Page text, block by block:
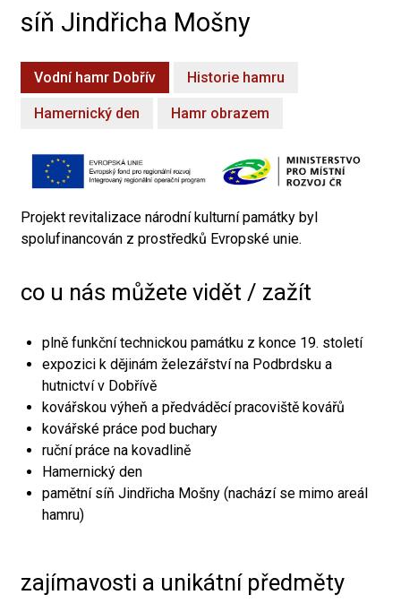
síň Jindřicha Mošny
Vodní hamr Dobřív Historie hamru
Hamernický den Hamr obrazem
Projekt revitalizace národní kulturní památky byl
spolufinancován z prostředků Evropské unie.
co u nás můžete vidět / zažít
plně funkční technickou památku z konce 19. století
expozici k dějinám železářství na Podbrdsku a
hutnictví v Dobřívě
kovářskou výheň a předváděcí pracoviště kovářů
kovářské práce pod buchary
ruční práce na kovadlině
Hamernický den
pamětní síň Jindřicha Mošny (nachází se mimo areál
hamru)
zajímavosti a unikátní předměty